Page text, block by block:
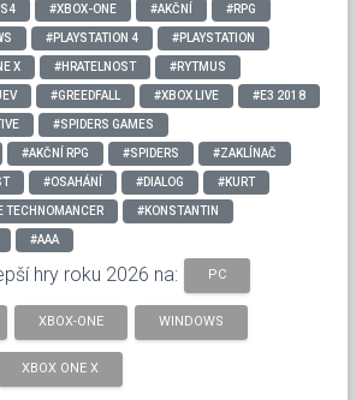
#XBOX-ONE #AKČNÍ #RPG
#PLAYSTATION 4 #PLAYSTATION
X #HRATELNOST #RYTMUS
#GREEDFALL #XBOX LIVE #E3 2018
#SPIDERS GAMES
#AKČNÍ RPG #SPIDERS #ZAKLÍNAČ
#OSAHÁNÍ #DIALOG #KURT
TECHNOMANCER #KONSTANTIN
#AAA
hry roku 2026 na: PC
XBOX-ONE WINDOWS
XBOX ONE X